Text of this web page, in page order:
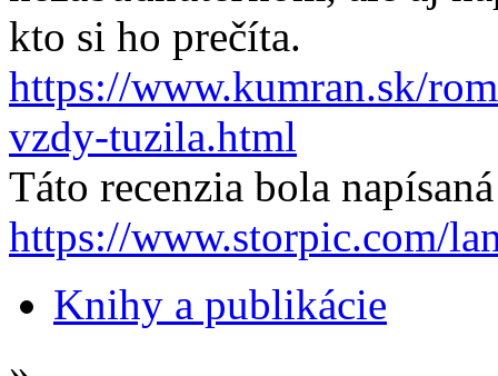
kto si ho prečíta.
https://www.kumran.sk/
vzdy-tuzila.html
Táto recenzia bola
https://www.storpic.com/
Knihy a publikácie